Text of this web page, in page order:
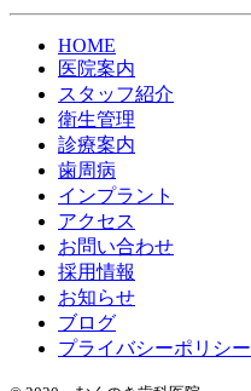
HOME
医院案内
スタッフ紹介
衛生管理
診療案内
歯周病
インプラント
アクセス
お問い合わせ
採用情報
お知らせ
ブログ
プライバシーポリシー